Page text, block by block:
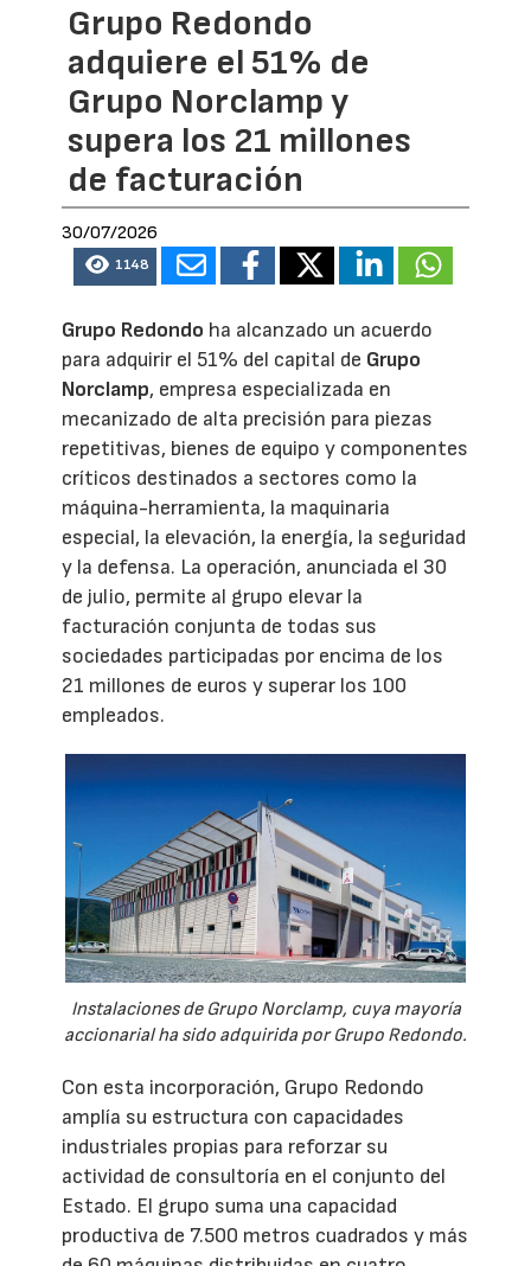
Grupo Redondo
adquiere el 51% de
Grupo Norclamp y
supera los 21 millones
de facturación
30/07/2026
1148
Grupo Redondo ha alcanzado un acuerdo
para adquirir el 51% del capital de Grupo
Norclamp, empresa especializada en
mecanizado de alta precisión para piezas
repetitivas, bienes de equipo y componentes
críticos destinados a sectores como la
máquina-herramienta, la maquinaria
especial, la elevación, la energía, la seguridad
y la defensa. La operación, anunciada el 30
de julio, permite al grupo elevar la
facturación conjunta de todas sus
sociedades participadas por encima de los
21 millones de euros y superar los 100
empleados.
Instalaciones de Grupo Norclamp, cuya mayoría
accionarial ha sido adquirida por Grupo Redondo.
Con esta incorporación, Grupo Redondo
amplía su estructura con capacidades
industriales propias para reforzar su
actividad de consultoría en el conjunto del
Estado. El grupo suma una capacidad
productiva de 7.500 metros cuadrados y más